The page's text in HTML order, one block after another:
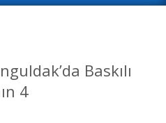
Baskılı
4